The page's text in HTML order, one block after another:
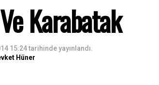
Karabatak
15:24tarihinde yayınlandı.
Hüner